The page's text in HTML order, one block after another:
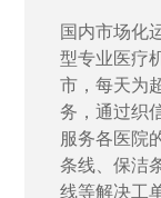
国家“一五”
高新技术企
量“小、散、
力资源进行
决当下遇到
效率。